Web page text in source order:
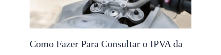
Como Fazer Para Consultar o IPVA da